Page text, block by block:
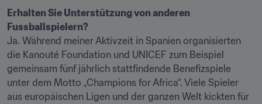
Erhalten Sie Unterstützung von anderen
Ja. Während meiner Aktivzeit in Spanien organisierten
die Kanouté Foundation und UNICEF zum Beispiel
gemeinsam fünf jährlich stattfindende Benefizspiele
unter dem Motto „Champions for Africa“. Viele Spieler
aus europäischen Ligen und der ganzen Welt kickten für